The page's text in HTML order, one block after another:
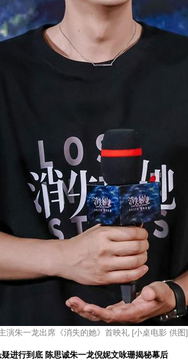
演朱一龙出席《消失的她》首映礼 [小桌电影 供图]
进行到底 陈思诚朱一龙倪妮文咏珊揭秘幕后